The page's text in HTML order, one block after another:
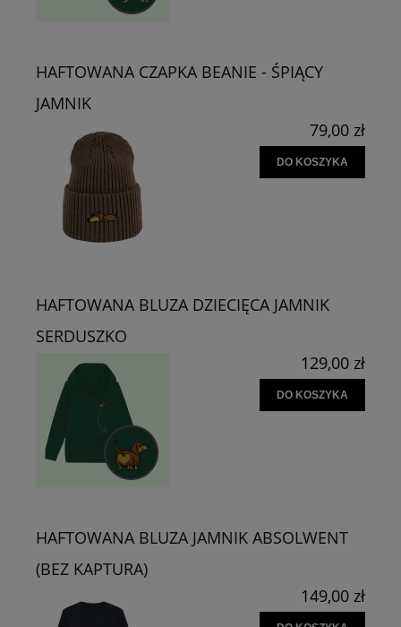
HAFTOWANA CZAPKA BEANIE - ŚPIĄCY
JAMNIK
79,00 zł
DO KOSZYKA
HAFTOWANA BLUZA DZIECIĘCA JAMNIK
SERDUSZKO
129,00 zł
DO KOSZYKA
HAFTOWANA BLUZA JAMNIK ABSOLWENT
(BEZ KAPTURA)
149,00 zł